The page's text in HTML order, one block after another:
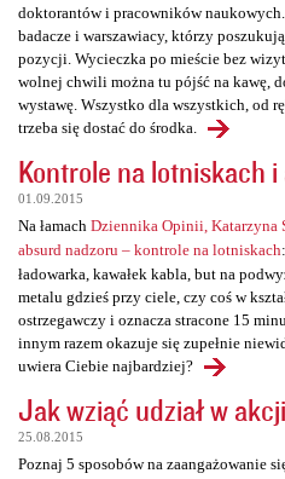
doktorantów i pracowników
badacze i warszawiacy, którzy
pozycji. Wycieczka po mieście bez
wolnej chwili można tu pójść na kawę,
wystawę. Wszystko dla wszystkich, od
trzeba się dostać do środka.
Kontrole na lotniskach
01.09.2015
Na łamach Dziennika Opinii, Katarzyna
absurd nadzoru – kontrole na lotniskach
ładowarka, kawałek kabla, but na
metalu gdzieś przy ciele, czy coś w
ostrzegawczy i oznacza stracone 15
innym razem okazuje się zupełnie
uwiera Ciebie najbardziej?
Jak wziąć udział w
25.08.2015
Poznaj 5 sposobów na zaangażowanie